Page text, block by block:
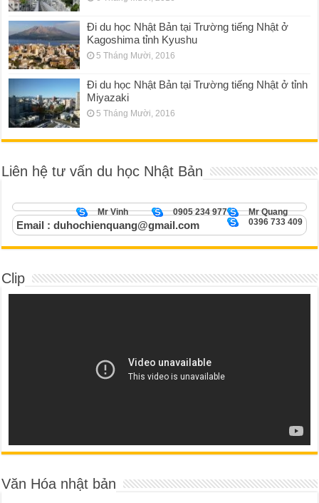
Đi du học Nhật Bản tại Trường tiếng Nhật ở
Kagoshima tỉnh Kyushu
5 Tháng Mười, 2016
Đi du học Nhật Bản tại Trường tiếng Nhật ở tỉnh
Miyazaki
5 Tháng Mười, 2016
Liên hệ tư vấn du học Nhật Bản
Mr Quang
0905 234 977
Mr Vinh
0396 733 409
Email : duhochienquang@gmail.com
Clip
Văn Hóa nhật bản